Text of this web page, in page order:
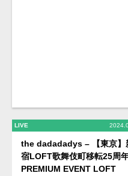
LIVE
the dadadadys – 【東京】
宿LOFT歌舞伎町移転25周
PREMIUM EVENT LOFT